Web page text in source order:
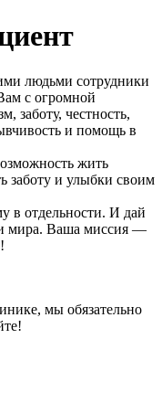
людьми сотрудники
с огромной
заботу, честность,
и помощь в
жить
заботу и улыбки своим
в отдельности. И дай
и мира. Ваша миссия —
мы обязательно